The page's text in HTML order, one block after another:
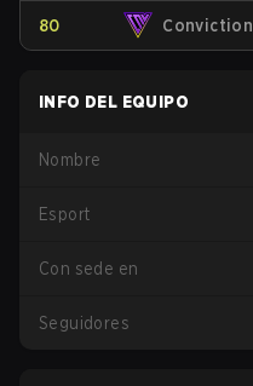
80 Conviction
INFO DEL EQUIPO
Nombre
Esport
Con sede en
Seguidores